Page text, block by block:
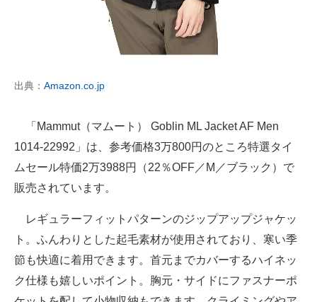
出典： Amazon.co.jp
「Mammut（マムート） Goblin ML Jacket AF Men
1014-22992」は、参考価格3万800円のところ特選タイ
ムセール特価2万3988円（22％OFF／M／ブラック）で
販売されています。
レギュラーフィットパターンのジップアップジャケッ
ト。ふんわりとした起毛素材が使用されており、寒い季
節も快適に着用できます。首元までカバーするハイネッ
ク仕様も嬉しいポイント。胸元・サイドにファスナーポ